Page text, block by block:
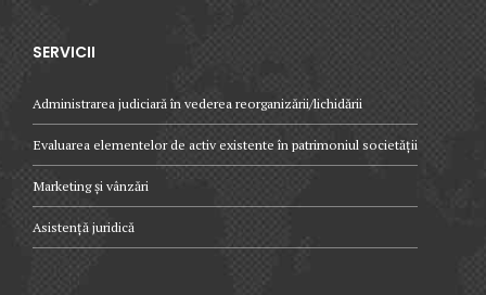
SERVICII
Administrarea judiciară în vederea reorganizării/lichidării
Evaluarea elementelor de activ existente în patrimoniul societății
Marketing și vânzări
Asistență juridică